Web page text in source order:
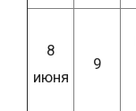
8
июня
9